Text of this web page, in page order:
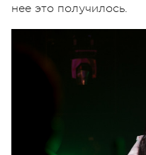
нее это получилось.